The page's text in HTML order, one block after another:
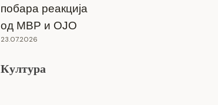
побара реакција
од МВР и ОЈО
23.07.2026
Култура